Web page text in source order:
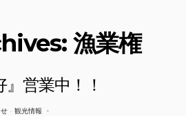
漁業権
営業中！！
- 観光情報